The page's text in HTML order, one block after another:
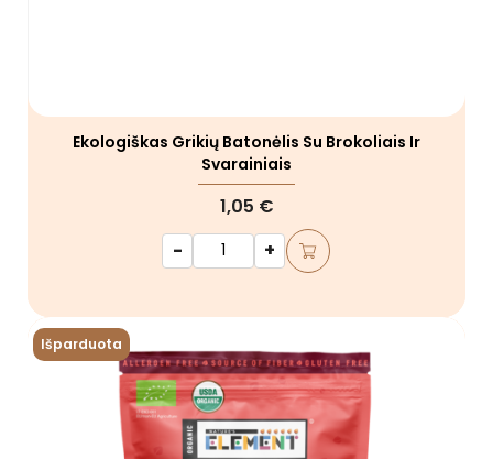
Ekologiškas Grikių Batonėlis Su Brokoliais Ir
Svarainiais
1,05 €
-
+
Išparduota